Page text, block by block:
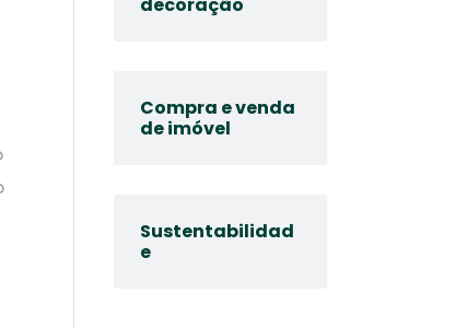
Compra e venda
de imóvel
Sustentabilidad
e